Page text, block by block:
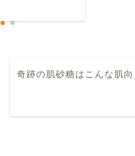
奇跡の肌砂糖はこんな肌向